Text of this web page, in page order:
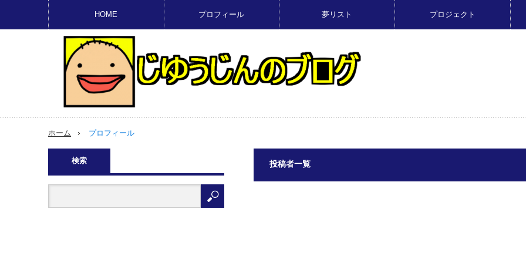
HOME プロフィール 夢リスト プロジェクト
ホーム プロフィール
投稿者一覧
検索